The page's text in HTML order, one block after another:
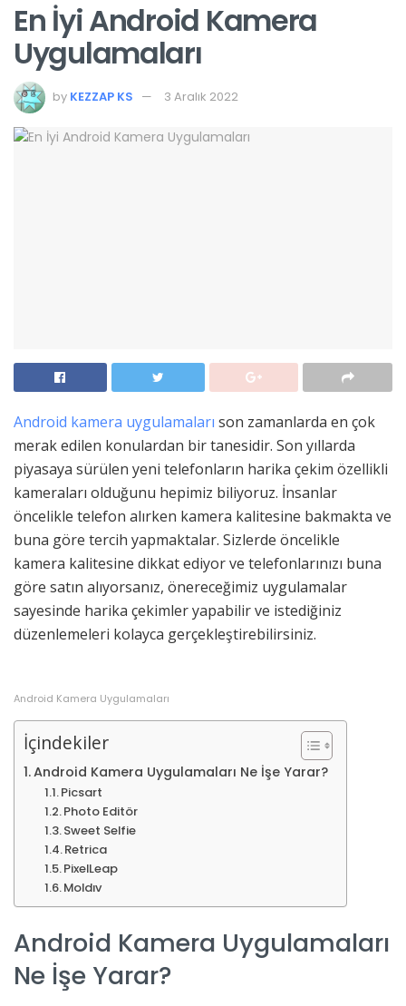
En İyi Android Kamera
Uygulamaları
by KEZZAP KS 3 Aralık 2022
Android kamera uygulamaları son zamanlarda en çok
merak edilen konulardan bir tanesidir. Son yıllarda
piyasaya sürülen yeni telefonların harika çekim özellikli
kameraları olduğunu hepimiz biliyoruz. İnsanlar
öncelikle telefon alırken kamera kalitesine bakmakta ve
buna göre tercih yapmaktalar. Sizlerde öncelikle
kamera kalitesine dikkat ediyor ve telefonlarınızı buna
göre satın alıyorsanız, önereceğimiz uygulamalar
sayesinde harika çekimler yapabilir ve istediğiniz
düzenlemeleri kolayca gerçekleştirebilirsiniz.
Android Kamera Uygulamaları
İçindekiler
Android Kamera Uygulamaları Ne İşe Yarar?
Picsart
Photo Editör
Sweet Selfie
Retrica
PixelLeap
Moldıv
Android Kamera Uygulamaları
Ne İşe Yarar?